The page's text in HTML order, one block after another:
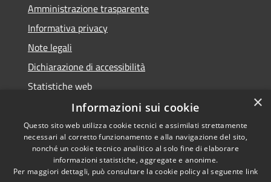
Amministrazione trasparente
Informativa privacy
Note legali
Dichiarazione di accessibilità
Statistiche web
Accessibilità
Privacy
Copyright © 2026 • Comune di
Buccinasco • Powered by
Municipium•Accesso
×
Informazioni sui cookie
Questo sito web utilizza cookie tecnici e assimilati strettamente
necessari al corretto funzionamento e alla navigazione del sito,
nonché un cookie tecnico analitico al solo fine di elaborare
informazioni statistiche, aggregate e anonime.
Per maggiori dettagli, può consultare la cookie policy al seguente link